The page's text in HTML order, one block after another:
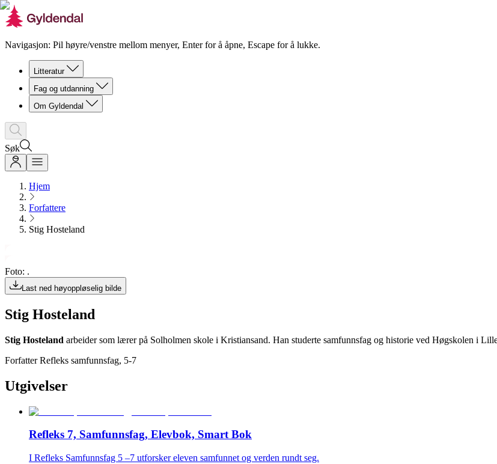
Navigasjon: Pil høyre/venstre mellom menyer, Enter for å åpne, Escape for å lukke.
Litteratur
Fag og utdanning
Om Gyldendal
Søk
Hjem
Forfattere
Stig Hosteland
Foto: .
Last ned høyoppløselig bilde
Stig Hosteland
Stig Hosteland arbeider som lærer på Solholmen skole i Kristiansand. Han studerte samfunnsfag og historie ved Høgskolen i
Forfatter Refleks samfunnsfag, 5-7
Utgivelser
Refleks 7, Samfunnsfag, Elevbok, Smart Bok
I Refleks Samfunnsfag 5 –7 utforsker eleven samfunnet og verden rundt seg.